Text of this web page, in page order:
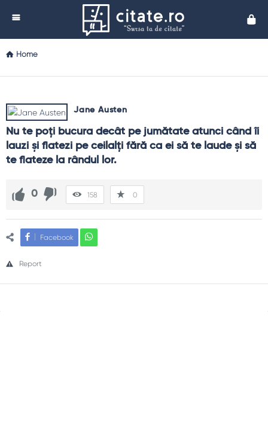
Home
Jane Austen
Nu te poţi bucura decât pe jumătate atunci când îi
lauzi şi flatezi pe ceilalţi fără ca ei să te laude şi să
te flateze la rândul lor.
0 158 0
Facebook
Report